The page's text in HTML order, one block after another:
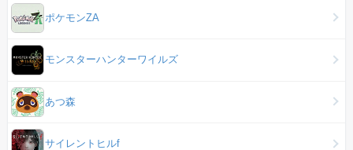
ポケモンZA
モンスターハンターワイルズ
あつ森
サイレントヒルf